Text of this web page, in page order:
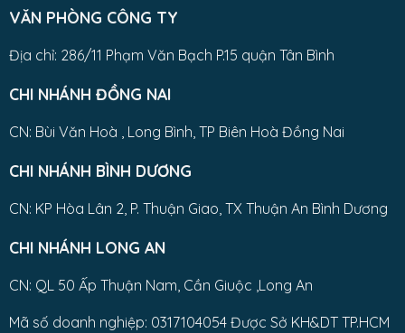
VĂN PHÒNG CÔNG TY
Địa chỉ: 286/11 Phạm Văn Bạch P.15 quận Tân Bình
CHI NHÁNH ĐỒNG NAI
CN: Bùi Văn Hoà , Long Bình, TP Biên Hoà Đồng Nai
CHI NHÁNH BÌNH DƯƠNG
CN: KP Hòa Lân 2, P. Thuận Giao, TX Thuận An Bình Dương
CHI NHÁNH LONG AN
CN: QL 50 Ấp Thuận Nam, Cần Giuộc ,Long An
Mã số doanh nghiệp: 0317104054 Được Sở KH&DT TP.HCM